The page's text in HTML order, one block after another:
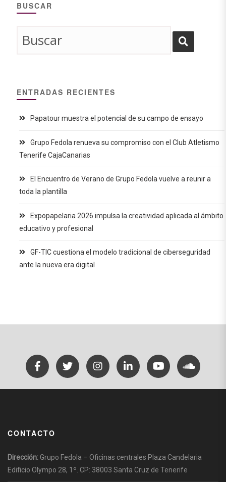
BUSCAR
ENTRADAS RECIENTES
Papatour muestra el potencial de su campo de ensayo
Grupo Fedola renueva su compromiso con el Club Atletismo
Tenerife CajaCanarias
El Encuentro de Verano de Grupo Fedola vuelve a reunir a
toda la plantilla
Expopapelaria 2026 impulsa la creatividad aplicada al ámbito
educativo y profesional
GF-TIC cuestiona el modelo tradicional de ciberseguridad
ante la nueva era digital
CONTACTO
Dirección: Grupo Fedola – Oficinas centrales Plaza Candelaria
Edificio Olympo 28, 1º. CP: 38003 Santa Cruz de Tenerife